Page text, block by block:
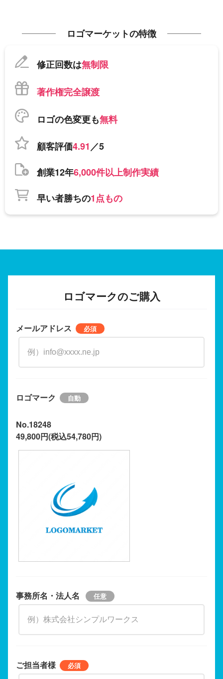
ロゴマーケットの特徴
修正回数は無制限
著作権完全譲渡
ロゴの色変更も無料
顧客評価4.91／5
創業12年6,000件以上制作実績
早い者勝ちの1点もの
ロゴマークのご購入
メールアドレス
ロゴマーク
No.18248
49,800円(税込54,780円)
事務所名・法人名
ご担当者様